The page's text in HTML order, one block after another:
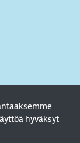
hyväksyt